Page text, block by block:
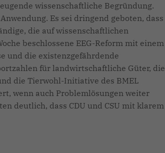
wissenschaftliche Begründung.
Es sei dringend geboten, dass
die auf wissenschaftlichen
beschlossene EEG-Reform mit einem
und die existenzgefährdende
für landwirtschaftliche Güter, die
die Tierwohl-Initiative des BMEL
wenn auch Problemlösungen weiter
deutlich, dass CDU und CSU mit klarem